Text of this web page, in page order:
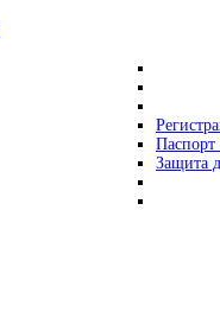
Паспорт
Защита